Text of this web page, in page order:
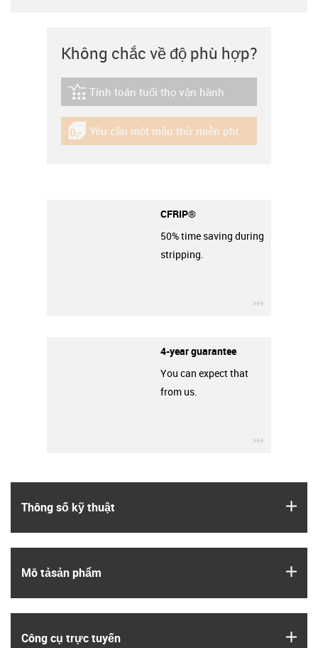
Thông số kỹ thuật
Mô tả­sản phẩm
Công cụ trực tuyến
Không chắc về độ phù hợp?
igus-icon-lebensdauerrechner
Tính toán tuổi thọ vận hành
igus-icon-gratismuster
Yêu cầu một mẫu thử miễn phí
CFRIP®
50% time saving during
stripping.
4-year guarantee
You can expect that
from us.